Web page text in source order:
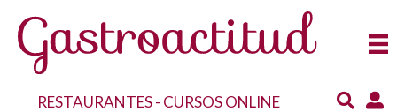
RESTAURANTES- CURSOS ONLINE